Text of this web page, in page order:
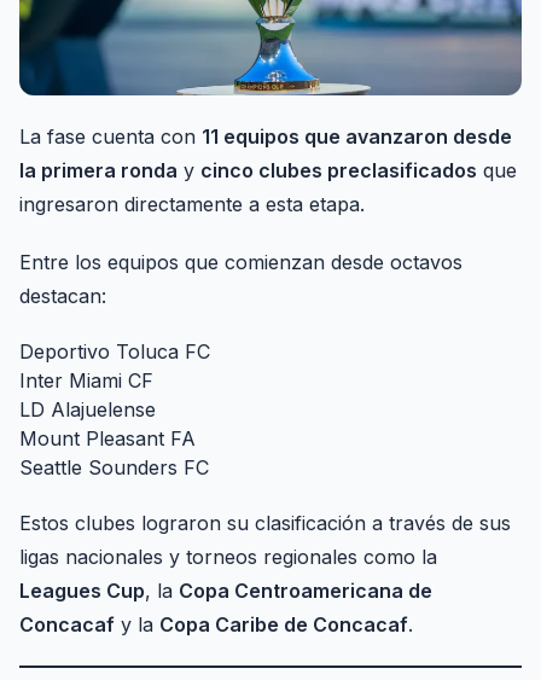
La fase cuenta con 11 equipos que avanzaron desde
la primera ronda y cinco clubes preclasificados que
ingresaron directamente a esta etapa.
Entre los equipos que comienzan desde octavos
destacan:
Deportivo Toluca FC
Inter Miami CF
LD Alajuelense
Mount Pleasant FA
Seattle Sounders FC
Estos clubes lograron su clasificación a través de sus
ligas nacionales y torneos regionales como la
Leagues Cup, la Copa Centroamericana de
Concacaf y la Copa Caribe de Concacaf.